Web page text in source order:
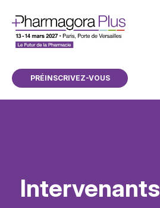
PRÉINSCRIVEZ-VOUS
Intervenants